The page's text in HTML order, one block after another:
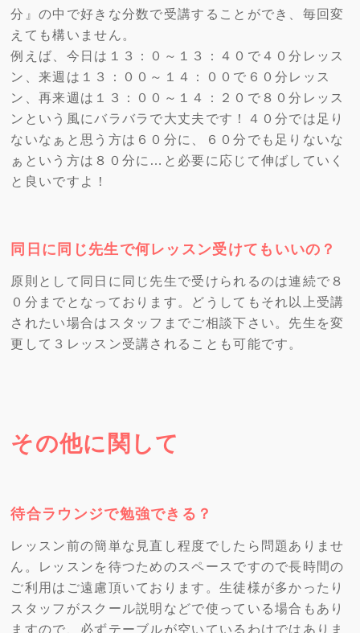
分』の中で好きな分数で受講することができ、毎回変
えても構いません。
例えば、今日は１３：０～１３：４０で４０分レッス
ン、来週は１３：００～１４：００で６０分レッス
ン、再来週は１３：００～１４：２０で８０分レッス
ンという風にバラバラで大丈夫です！４０分では足り
ないなぁと思う方は６０分に、６０分でも足りないな
ぁという方は８０分に…と必要に応じて伸ばしていく
と良いですよ！
同日に同じ先生で何レッスン受けてもいいの？
原則として同日に同じ先生で受けられるのは連続で８
０分までとなっております。どうしてもそれ以上受講
されたい場合はスタッフまでご相談下さい。先生を変
更して３レッスン受講されることも可能です。
その他に関して
待合ラウンジで勉強できる？
レッスン前の簡単な見直し程度でしたら問題ありませ
ん。レッスンを待つためのスペースですので長時間の
ご利用はご遠慮頂いております。生徒様が多かったり
スタッフがスクール説明などで使っている場合もあり
ますので、必ずテーブルが空いているわけではありま